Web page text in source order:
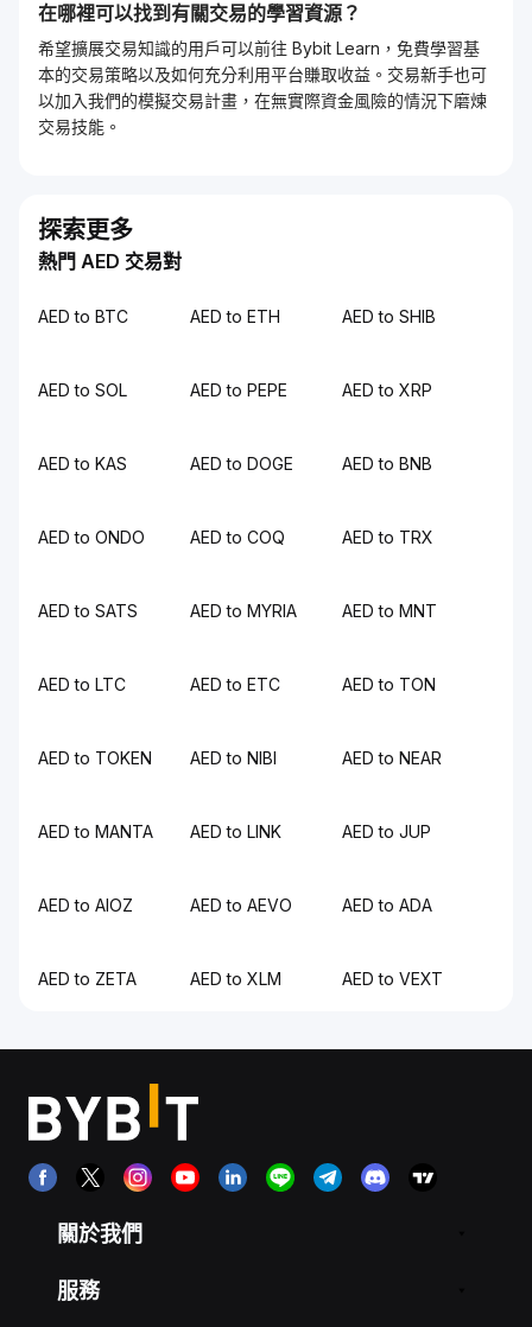
在哪裡可以找到有關交易的學習資源？
希望擴展交易知識的用戶可以前往 Bybit Learn，免費學習基
本的交易策略以及如何充分利用平台賺取收益。交易新手也可
以加入我們的模擬交易計畫，在無實際資金風險的情況下磨煉
交易技能。
探索更多
熱門 AED 交易對
AED to BTC AED to ETH AED to SHIB
AED to SOL AED to PEPE AED to XRP
AED to KAS AED to DOGE AED to BNB
AED to ONDO AED to COQ AED to TRX
AED to SATS AED to MYRIA AED to MNT
AED to LTC AED to ETC AED to TON
AED to TOKEN AED to NIBI AED to NEAR
AED to MANTA AED to LINK AED to JUP
AED to AIOZ AED to AEVO AED to ADA
AED to ZETA AED to XLM AED to VEXT
關於我們
服務